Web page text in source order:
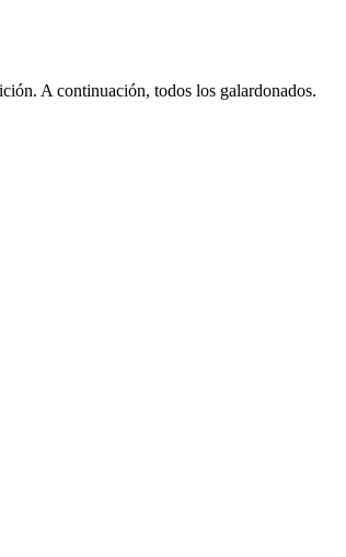
A continuación, todos los galardonados.